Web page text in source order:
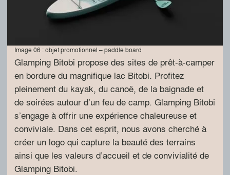
Image 06 : objet promotionnel – paddle board
Glamping Bitobi propose des sites de prêt-à-camper
en bordure du magnifique lac Bitobi. Profitez
pleinement du kayak, du canoë, de la baignade et
de soirées autour d’un feu de camp. Glamping Bitobi
s’engage à offrir une expérience chaleureuse et
conviviale. Dans cet esprit, nous avons cherché à
créer un logo qui capture la beauté des terrains
ainsi que les valeurs d’accueil et de convivialité de
Glamping Bitobi.